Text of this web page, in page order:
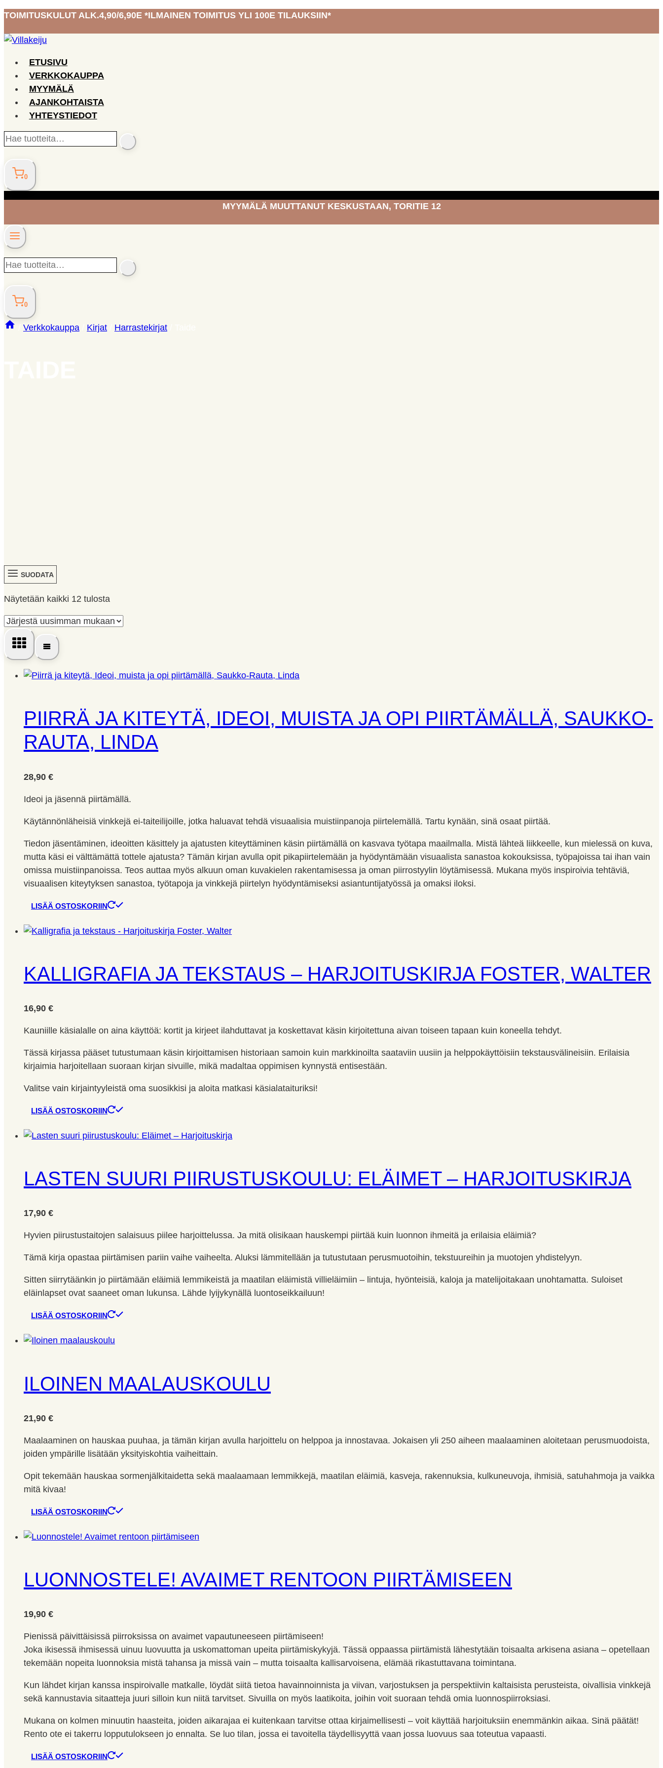
Siirry
TOIMITUSKULUT ALK.4,90/6,90E *ILMAINEN TOIMITUS YLI 100E TILAUKSIIN*
ETUSIVU
VERKKOKAUPPA
MYYMÄLÄ
AJANKOHTAISTA
YHTEYSTIEDOT
Hae
SEARCH
0
MYYMÄLÄ MUUTTANUT KESKUSTAAN, TORITIE 12
Hae
SEARCH
0
Verkkokauppa Kirjat Harrastekirjat
SUODATA
Näytetään kaikki 12 tulosta
latest
PIIRRÄ JA KITEYTÄ, IDEOI, MUISTA JA OPI PIIRTÄMÄLLÄ, SAUKKO-
RAUTA, LINDA
28,90 €
Ideoi ja jäsennä piirtämällä.
Käytännönläheisiä vinkkejä ei-taiteilijoille, jotka haluavat tehdä visuaalisia muistiinpanoja piirtelemällä. Tartu kynään, sinä osaat piirtää.
Tiedon jäsentäminen, ideoitten käsittely ja ajatusten kiteyttäminen käsin piirtämällä on kasvava työtapa maailmalla. Mistä lähteä liikkeelle, kun mielessä on kuva,
mutta käsi ei välttämättä tottele ajatusta? Tämän kirjan avulla opit pikapiirtelemään ja hyödyntämään visuaalista sanastoa kokouksissa, työpajoissa tai ihan vain
omissa muistiinpanoissa. Teos auttaa myös alkuun oman kuvakielen rakentamisessa ja oman piirrostyylin löytämisessä. Mukana myös inspiroivia tehtäviä,
visuaalisen kiteytyksen sanastoa, työtapoja ja vinkkejä piirtelyn hyödyntämiseksi asiantuntijatyössä ja omaksi iloksi.
LISÄÄ OSTOSKORIIN
KALLIGRAFIA JA TEKSTAUS – HARJOITUSKIRJA FOSTER, WALTER
16,90 €
Kauniille käsialalle on aina käyttöä: kortit ja kirjeet ilahduttavat ja koskettavat käsin kirjoitettuna aivan toiseen tapaan kuin koneella tehdyt.
Tässä kirjassa pääset tutustumaan käsin kirjoittamisen historiaan samoin kuin markkinoilta saataviin uusiin ja helppokäyttöisiin tekstausvälineisiin. Erilaisia
kirjaimia harjoitellaan suoraan kirjan sivuille, mikä madaltaa oppimisen kynnystä entisestään.
Valitse vain kirjaintyyleistä oma suosikkisi ja aloita matkasi käsialataituriksi!
LISÄÄ OSTOSKORIIN
LASTEN SUURI PIIRUSTUSKOULU: ELÄIMET – HARJOITUSKIRJA
17,90 €
Hyvien piirustustaitojen salaisuus piilee harjoittelussa. Ja mitä olisikaan hauskempi piirtää kuin luonnon ihmeitä ja erilaisia eläimiä?
Tämä kirja opastaa piirtämisen pariin vaihe vaiheelta. Aluksi lämmitellään ja tutustutaan perusmuotoihin, tekstuureihin ja muotojen yhdistelyyn.
Sitten siirrytäänkin jo piirtämään eläimiä lemmikeistä ja maatilan eläimistä villieläimiin – lintuja, hyönteisiä, kaloja ja matelijoitakaan unohtamatta. Suloiset
eläinlapset ovat saaneet oman lukunsa. Lähde lyijykynällä luontoseikkailuun!
LISÄÄ OSTOSKORIIN
ILOINEN MAALAUSKOULU
21,90 €
Maalaaminen on hauskaa puuhaa, ja tämän kirjan avulla harjoittelu on helppoa ja innostavaa. Jokaisen yli 250 aiheen maalaaminen aloitetaan perusmuodoista,
joiden ympärille lisätään yksityiskohtia vaiheittain.
Opit tekemään hauskaa sormenjälkitaidetta sekä maalaamaan lemmikkejä, maatilan eläimiä, kasveja, rakennuksia, kulkuneuvoja, ihmisiä, satuhahmoja ja vaikka
mitä kivaa!
LISÄÄ OSTOSKORIIN
LUONNOSTELE! AVAIMET RENTOON PIIRTÄMISEEN
19,90 €
Pienissä päivittäisissä piirroksissa on avaimet vapautuneeseen piirtämiseen!
Joka ikisessä ihmisessä uinuu luovuutta ja uskomattoman upeita piirtämiskykyjä. Tässä oppaassa piirtämistä lähestytään toisaalta arkisena asiana – opetellaan
tekemään nopeita luonnoksia mistä tahansa ja missä vain – mutta toisaalta kallisarvoisena, elämää rikastuttavana toimintana.
Kun lähdet kirjan kanssa inspiroivalle matkalle, löydät siitä tietoa havainnoinnista ja viivan, varjostuksen ja perspektiivin kaltaisista perusteista, oivallisia vinkkejä
sekä kannustavia sitaatteja juuri silloin kun niitä tarvitset. Sivuilla on myös laatikoita, joihin voit suoraan tehdä omia luonnospiirroksiasi.
Mukana on kolmen minuutin haasteita, joiden aikarajaa ei kuitenkaan tarvitse ottaa kirjaimellisesti – voit käyttää harjoituksiin enemmänkin aikaa. Sinä päätät!
Rento ote ei takerru lopputulokseen jo ennalta. Se luo tilan, jossa ei tavoitella täydellisyyttä vaan jossa luovuus saa toteutua vapaasti.
LISÄÄ OSTOSKORIIN